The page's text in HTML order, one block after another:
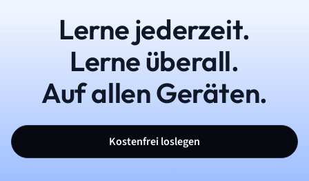
Lerne jederzeit.
Lerne überall.
Auf allen Geräten.
Kostenfrei loslegen